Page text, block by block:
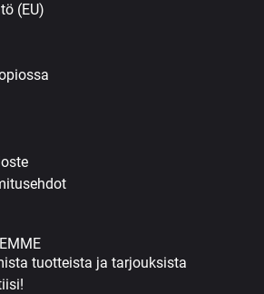
(EU)
tuotteista ja tarjouksista